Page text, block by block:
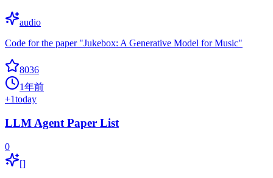
audio
Code for the paper "Jukebox: A Generative Model for Music"
8036
1年前
+1today
LLM Agent Paper List
0
[]